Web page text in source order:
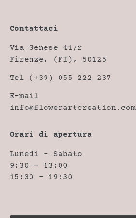
Contattaci
Via Senese 41/r
Firenze, (FI), 50125
Tel (+39) 055 222 237
E-mail
info@flowerartcreation.com
Orari di apertura
Lunedi – Sabato
9:30 – 13:00
15:30 – 19:30